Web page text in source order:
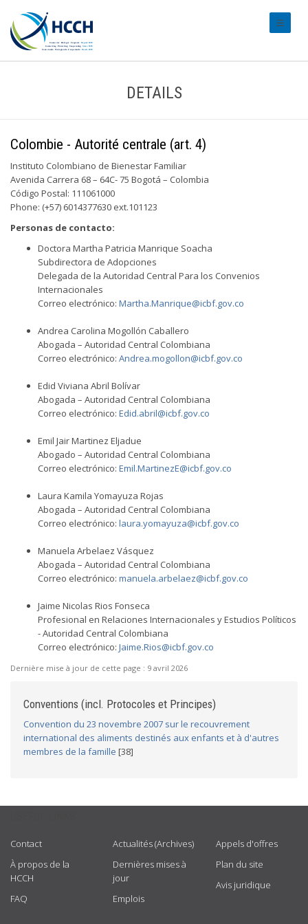
DETAILS
Colombie - Autorité centrale (art. 4)
Instituto Colombiano de Bienestar Familiar
Avenida Carrera 68 – 64C- 75 Bogotá – Colombia
Código Postal: 111061000
Phone: (+57) 6014377630 ext.101123
Personas de contacto:
Doctora Martha Patricia Manrique Soacha
Subdirectora de Adopciones
Delegada de la Autoridad Central Para los Convenios
Internacionales
Correo electrónico: Martha.Manrique@icbf.gov.co
Andrea Carolina Mogollón Caballero
Abogada – Autoridad Central Colombiana
Correo electrónico: Andrea.mogollon@icbf.gov.co
Edid Viviana Abril Bolívar
Abogada – Autoridad Central Colombiana
Correo electrónico: Edid.abril@icbf.gov.co
Emil Jair Martinez Eljadue
Abogado – Autoridad Central Colombiana
Correo electrónico: Emil.MartinezE@icbf.gov.co
Laura Kamila Yomayuza Rojas
Abogada – Autoridad Central Colombiana
Correo electrónico: laura.yomayuza@icbf.gov.co
Manuela Arbelaez Vásquez
Abogada – Autoridad Central Colombiana
Correo electrónico: manuela.arbelaez@icbf.gov.co
Jaime Nicolas Rios Fonseca
Profesional en Relaciones Internacionales y Estudios Políticos
- Autoridad Central Colombiana
Correo electrónico: Jaime.Rios@icbf.gov.co
Dernière mise à jour de cette page : 9 avril 2026
Conventions (incl. Protocoles et Principes)
Convention du 23 novembre 2007 sur le recouvrement
international des aliments destinés aux enfants et à d'autres
membres de la famille [38]
Contact
À propos de la
HCCH
FAQ
Actualités (Archives)
Dernières mises à
jour
Emplois
Appels d'offres
Plan du site
Avis juridique